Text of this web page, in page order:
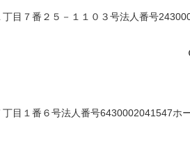
目７番２５－１１０３号法人番号
目１番６号法人番号6430002041547ホ